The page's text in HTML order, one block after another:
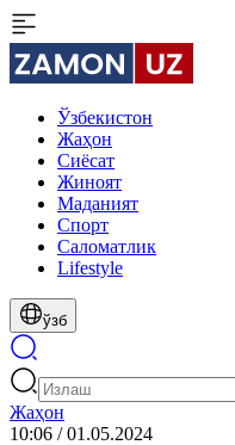
Ўзбекистон
Жаҳон
Сиёсат
Жиноят
Маданият
Спорт
Cаломатлик
Lifestyle
ўзб
Жаҳон
10:06 / 01.05.2024